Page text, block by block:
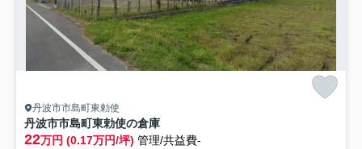
丹波市市島町東勅使
丹波市市島町東勅使の倉庫
22万円 (0.17万円/坪) 管理/共益費-